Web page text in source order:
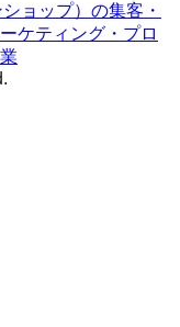
ョップ）の集客・
ケティング・プロ